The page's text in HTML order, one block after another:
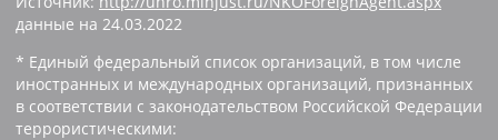
данные на 24.03.2022
* Единый федеральный список организаций, в том числе
иностранных и международных организаций, признанных
в соответствии с законодательством Российской Федерации
террористическими: